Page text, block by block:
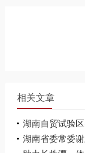
相关文章
湖南自贸试验
办理出口退(免)
湖南省委常委